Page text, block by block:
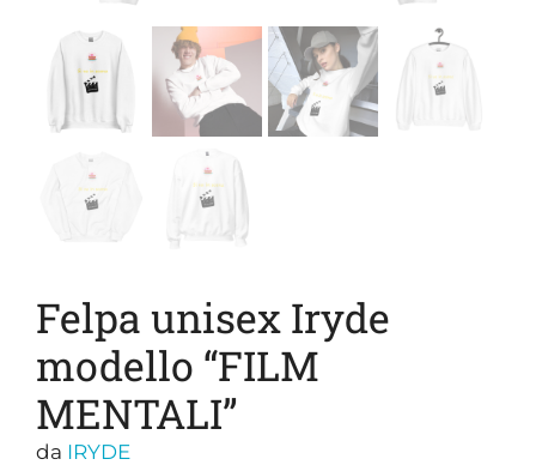
Felpa unisex Iryde
modello “FILM
MENTALI”
da IRYDE